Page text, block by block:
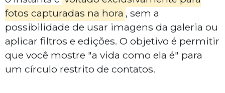
fotos capturadas na hora , sem a
possibilidade de usar imagens da galeria ou
aplicar filtros e edições. O objetivo é permitir
que você mostre "a vida como ela é" para
um círculo restrito de contatos.